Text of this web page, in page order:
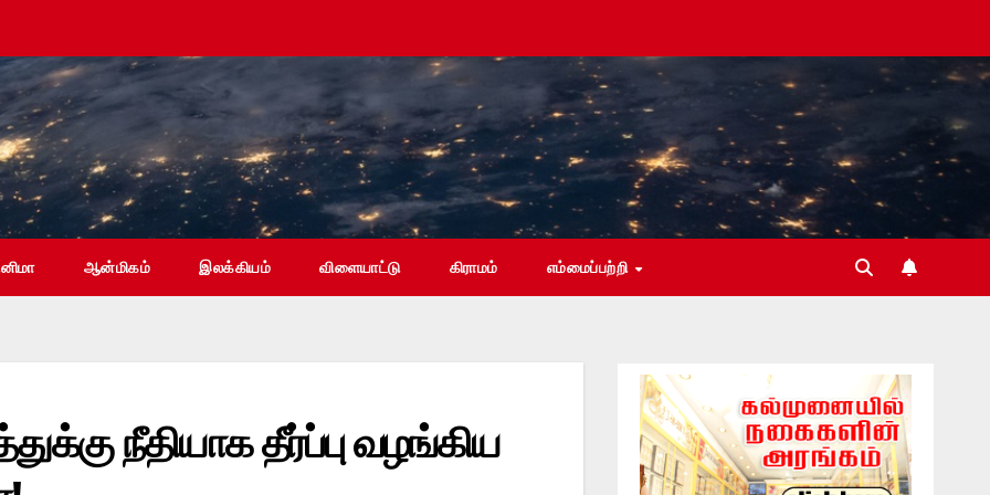
ஆன்மிகம் இலக்கியம் விளையாட்டு கிராமம் எம்மைப்பற்றி
நீதியாக தீர்ப்பு வழங்கிய